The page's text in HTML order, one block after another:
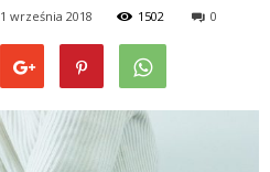
1 września 2018 1502 0